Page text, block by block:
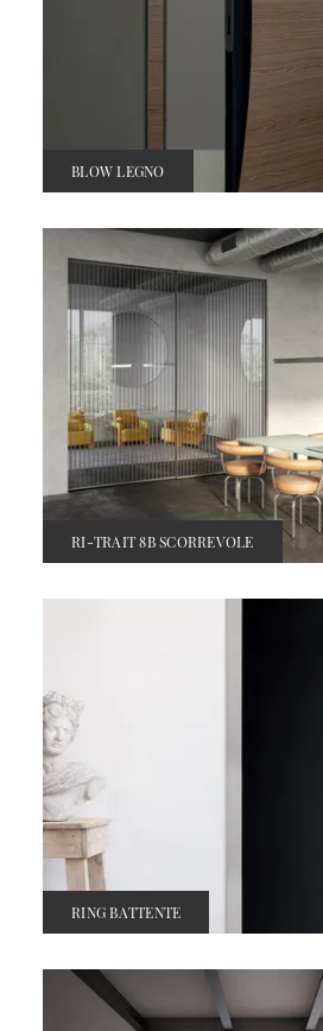
BLOW LEGNO
RI-TRAIT 8B SCORREVOLE
RING BATTENTE